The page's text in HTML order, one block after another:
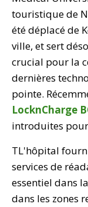
touristique de
été déplacé de
ville, et sert
crucial pour la
dernières
pointe.
LocknCharge
introduites
TL'hôpital
services de
essentiel dans
dans les zones